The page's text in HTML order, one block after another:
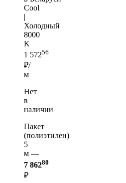
Cool
|
Холодный
8000
K
1 57256
₽/
м
Нет
в
наличии
Пакет
(полиэтилен)
5
м —
7 86280
₽